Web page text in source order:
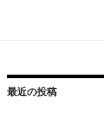
最近の投稿